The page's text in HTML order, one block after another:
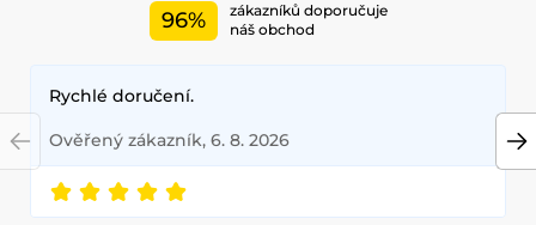
96%
zákazníků doporučuje
náš obchod
Rychlé doručení.
Ověřený zákazník, 6. 8. 2026